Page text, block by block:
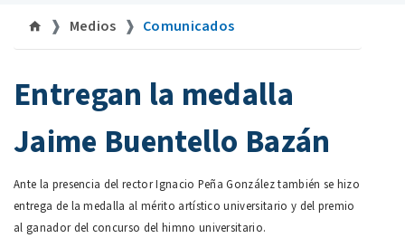
Medios Comunicados
Entregan la medalla
Jaime Buentello Bazán
Ante la presencia del rector Ignacio Peña González también se hizo
entrega de la medalla al mérito artístico universitario y del premio
al ganador del concurso del himno universitario.